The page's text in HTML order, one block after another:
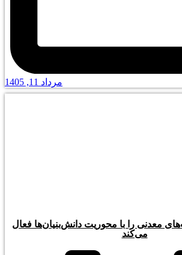
مرداد 11, 1405
معدنی را با محوریت دانش‌بنیان‌ها فعال
می‌کند